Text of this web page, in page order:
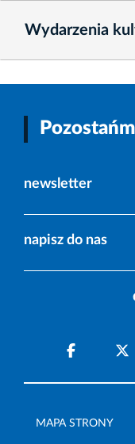
Wydarzenia
newsletter
napisz do nas
MAPA STRONY